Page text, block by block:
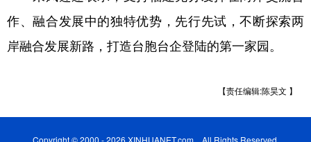
作、融合发展中的独特优势，先行先试，不断探索两
岸融合发展新路，打造台胞台企登陆的第一家园。
【责任编辑:陈昊文 】
Copyright © 2000 - 2026 XINHUANET.com All Rights Reserved.